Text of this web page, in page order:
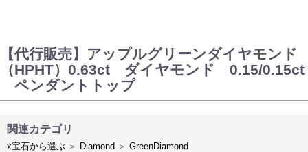
【代行販売】アップルグリーンダイヤモンド
（HPHT）0.63ct ダイヤモンド 0.15/0.15ct
ペンダントトップ
関連カテゴリ
x宝石から選ぶ ＞ Diamond ＞ GreenDiamond